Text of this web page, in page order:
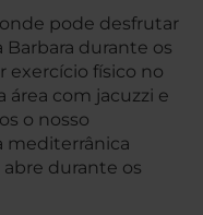
pode desfrutar
Barbara durante os
exercício físico no
área com jacuzzi e
o nosso
mediterrânica
durante os